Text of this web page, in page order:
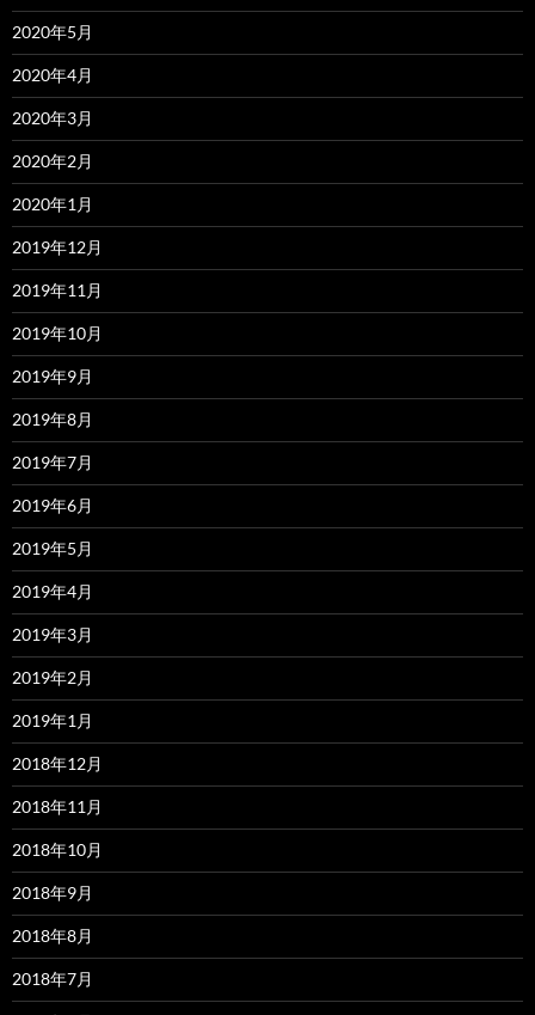
2020年5月
2020年4月
2020年3月
2020年2月
2020年1月
2019年12月
2019年11月
2019年10月
2019年9月
2019年8月
2019年7月
2019年6月
2019年5月
2019年4月
2019年3月
2019年2月
2019年1月
2018年12月
2018年11月
2018年10月
2018年9月
2018年8月
2018年7月